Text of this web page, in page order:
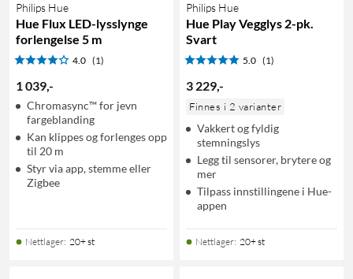
Philips Hue
Hue Flux LED-lysslynge
forlengelse 5 m
4.0 (1)
1 039,-
Chromasync™ for jevn
fargeblanding
Kan klippes og forlenges opp
til 20 m
Styr via app, stemme eller
Zigbee
Nettlager: 20+ st
Philips Hue
Hue Play Vegglys 2-pk.
Svart
5.0 (1)
3 229,-
Finnes i 2 varianter
Vakkert og fyldig
stemningslys
Legg til sensorer, brytere og
mer
Tilpass innstillingene i Hue-
appen
Nettlager: 20+ st